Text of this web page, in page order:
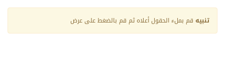
تنبيه قم بملء الحقول أعلاه ثم قم بالضغط على عرض